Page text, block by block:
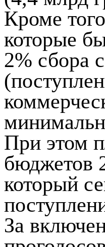
Кроме
которые
2% сбора
При этом
бюджетов
который
За